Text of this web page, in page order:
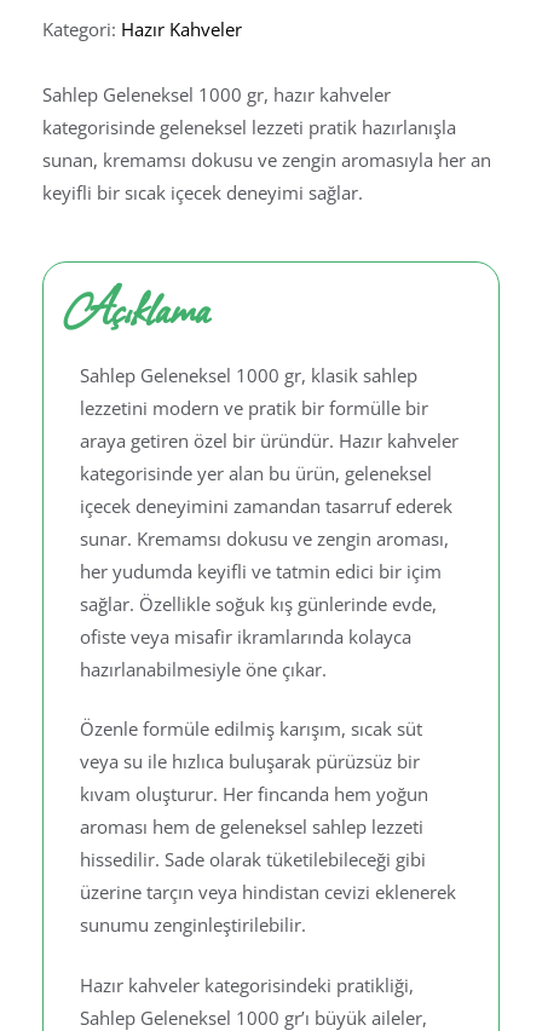
Kategori: Hazır Kahveler
Sahlep Geleneksel 1000 gr, hazır kahveler
kategorisinde geleneksel lezzeti pratik hazırlanışla
sunan, kremamsı dokusu ve zengin aromasıyla her an
keyifli bir sıcak içecek deneyimi sağlar.
Açıklama
Sahlep Geleneksel 1000 gr, klasik sahlep
lezzetini modern ve pratik bir formülle bir
araya getiren özel bir üründür. Hazır kahveler
kategorisinde yer alan bu ürün, geleneksel
içecek deneyimini zamandan tasarruf ederek
sunar. Kremamsı dokusu ve zengin aroması,
her yudumda keyifli ve tatmin edici bir içim
sağlar. Özellikle soğuk kış günlerinde evde,
ofiste veya misafir ikramlarında kolayca
hazırlanabilmesiyle öne çıkar.
Özenle formüle edilmiş karışım, sıcak süt
veya su ile hızlıca buluşarak pürüzsüz bir
kıvam oluşturur. Her fincanda hem yoğun
aroması hem de geleneksel sahlep lezzeti
hissedilir. Sade olarak tüketilebileceği gibi
üzerine tarçın veya hindistan cevizi eklenerek
sunumu zenginleştirilebilir.
Hazır kahveler kategorisindeki pratikliği,
Sahlep Geleneksel 1000 gr’ı büyük aileler,